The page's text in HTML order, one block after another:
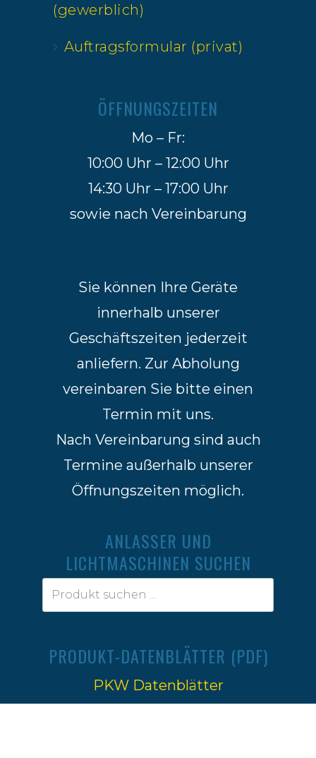
(gewerblich)
Auftragsformular (privat)
ÖFFNUNGSZEITEN
Mo – Fr:
10:00 Uhr – 12:00 Uhr
14:30 Uhr – 17:00 Uhr
sowie nach Vereinbarung
Sie können Ihre Geräte
innerhalb unserer
Geschäftszeiten jederzeit
anliefern. Zur Abholung
vereinbaren Sie bitte einen
Termin mit uns.
Nach Vereinbarung sind auch
Termine außerhalb unserer
Öffnungszeiten möglich.
ANLASSER UND
LICHTMASCHINEN SUCHEN
PRODUKT-DATENBLÄTTER (PDF)
PKW Datenblätter